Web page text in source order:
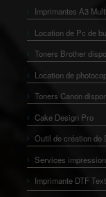
Imprimantes A3
Location de Pc de
Toners Brother
Location de
Toners Canon
Cake Design Pro
Outil de création de
Services
Imprimante DTF